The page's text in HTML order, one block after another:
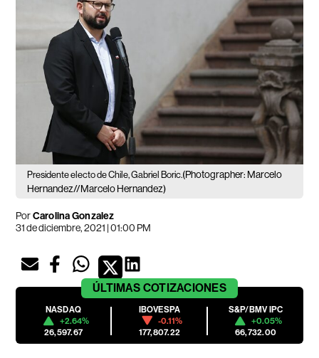
Presidente electo de Chile, Gabriel Boric.(Photographer: Marcelo
Hernandez//Marcelo Hernandez)
PorCarolina Gonzalez
31 de diciembre, 2021 | 01:00 PM
ÚLTIMAS COTIZACIONES
NASDAQ
+2.64%
26,597.67
IBOVESPA
-0.11%
177,807.22
S&P/BMV IPC
+0.05%
66,732.00